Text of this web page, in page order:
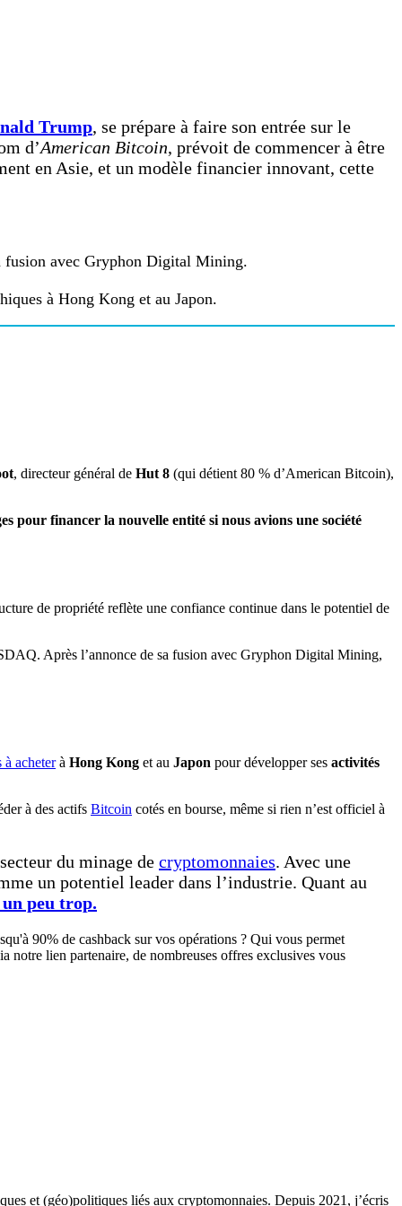
Trump, se prépare à faire son entrée sur le
d’American Bitcoin, prévoit de commencer à être
en Asie, et un modèle financier innovant, cette
fusion avec Gryphon Digital Mining.
à Hong Kong et au Japon.
, directeur général de Hut 8 (qui détient 80 % d’American Bitcoin),
pour financer la nouvelle entité si nous avions une société
de propriété reflète une confiance continue dans le potentiel de
à acheterà Hong Kong et au Japon pour développer ses activités
à des actifs Bitcoin cotés en bourse, même si rien n’est officiel à
du minage de cryptomonnaies. Avec une
un potentiel leader dans l’industrie. Quant au
peu trop.
90% de cashback sur vos opérations ? Qui vous permet
lien partenaire, de nombreuses offres exclusives vous
et (géo)politiques liés aux cryptomonnaies. Depuis 2021, j’écris